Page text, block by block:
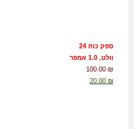
ספק כוח 24
וולט, 1.0 אמפר
100.00₪
20.00 ₪